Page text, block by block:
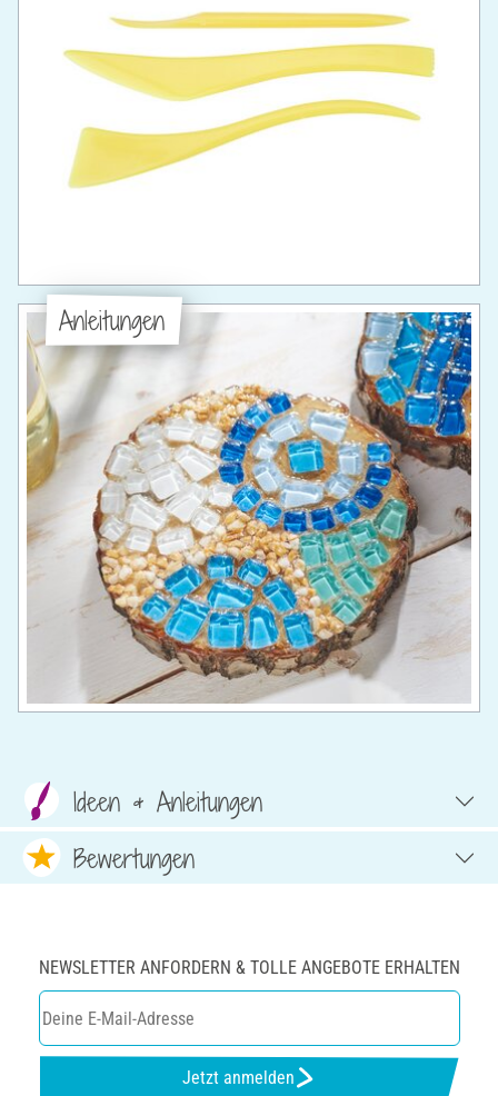
Anleitungen
Ideen & Anleitungen
Bewertungen
NEWSLETTER ANFORDERN & TOLLE ANGEBOTE ERHALTEN
Jetzt anmelden